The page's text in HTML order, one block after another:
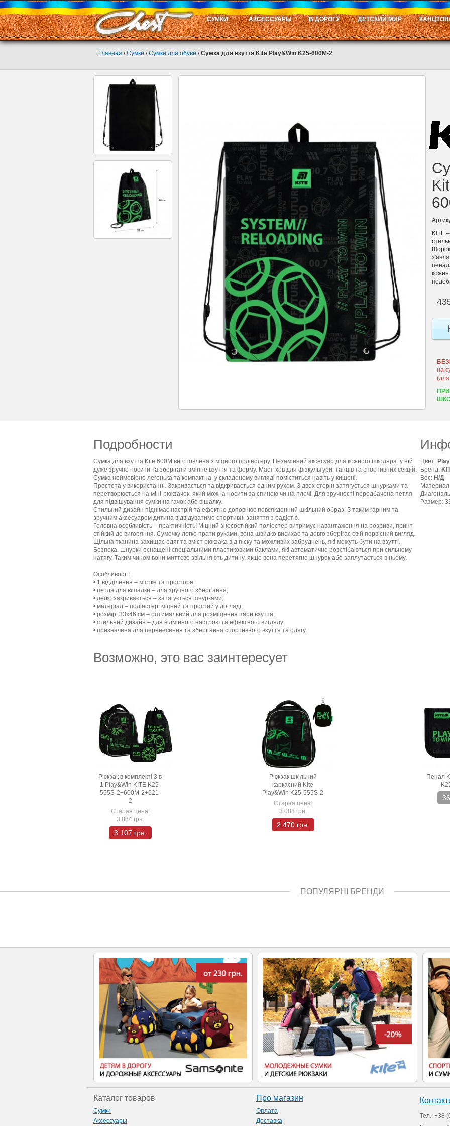
СУМКИ АКСЕССУАРЫ В ДОРОГУ ДЕТСКИЙ МИР
Главная /Сумки /Сумки для обуви /Сумка для взуття Kite Play&Win K25-600M-2
KITE
на
(для
Подробности
Сумка для взуття Kite 600M виготовлена з міцного поліестеру. Незамінний аксесуар для кожного школяра: у ній
дуже зручно носити та зберігати змінне взуття та форму. Маст-хев для фізкультури, танців та спортивних секцій.
Сумка неймовірно легенька та компактна, у складеному вигляді поміститься навіть у кишені.
Простота у використанні. Закривається та відкривається одним рухом. З двох сторін затягується шнурками та
перетворюється на міні-рюкзачок, який можна носити за спиною чи на плечі. Для зручності передбачена петля
для підвішування сумки на гачок або вішалку.
Стильний дизайн піднімає настрій та ефектно доповнює повсякденний шкільний образ. З таким гарним та
зручним аксесуаром дитина відвідуватиме спортивні заняття з радістю.
Головна особливість – практичність! Міцний зносостійкий поліестер витримує навантаження на розриви, принт
стійкий до вигоряння. Сумочку легко прати руками, вона швидко висихає та довго зберігає свій первісний вигляд.
Щільна тканина захищає одяг та вміст рюкзака від піску та можливих забруднень, які можуть бути на взутті.
Безпека. Шнурки оснащені спеціальними пластиковими баклами, які автоматично розстібаються при сильному
натягу. Таким чином вони миттєво звільняють дитину, якщо вона перетягне шнурок або заплутається в ньому.
Особливості:
• 1 відділення – містке та просторе;
• петля для вішалки – для зручного зберігання;
• легко закривається – затягується шнурками;
• матеріал – поліестер: міцний та простий у догляді;
• розмір: 33х46 см – оптимальний для розміщення пари взуття;
• стильний дизайн – для відмінного настрою та ефектного вигляду;
• призначена для перенесення та зберігання спортивного взуття та одягу.
Цвет:
Бренд:
Вес: Н/Д
Размер:
Возможно, это вас заинтересует
Рюкзак в комплекті 3 в
1 Play&Win KITE K25-
555S-2+600M-2+621-
2
Старая цена:
3 884 грн.
3 107 грн.
Рюкзак шкільний
каркасний Kite
Play&Win K25-555S-2
Старая цена:
3 088 грн.
2 470 грн.
Пенал
ПОПУЛЯРНІ БРЕНДИ
Каталог товаров
Сумки
Аксессуары
Про магазин
Оплата
Доставка
Тел.: +38